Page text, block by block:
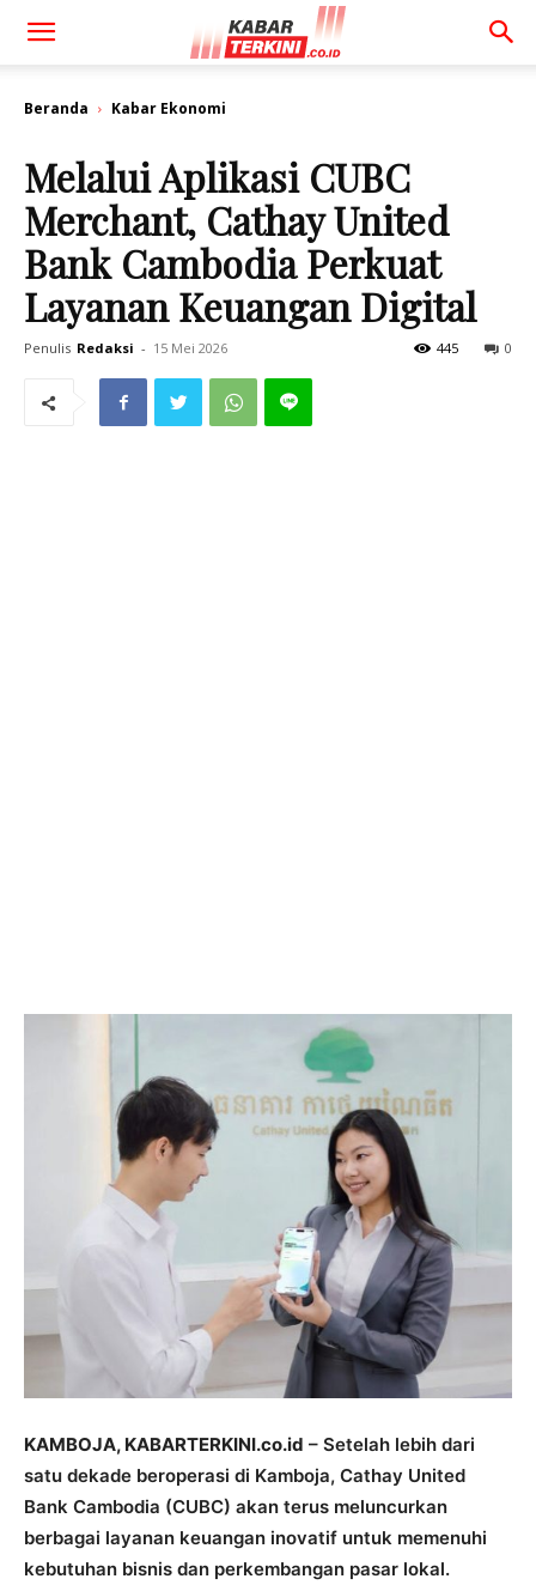
Beranda Kabar Ekonomi
Melalui Aplikasi CUBC
Merchant, Cathay United
Bank Cambodia Perkuat
Layanan Keuangan Digital
Penulis Redaksi - 15 Mei 2026 0
445
KAMBOJA, KABARTERKINI.co.id – Setelah lebih dari
satu dekade beroperasi di Kamboja, Cathay United
Bank Cambodia (CUBC) akan terus meluncurkan
berbagai layanan keuangan inovatif untuk memenuhi
kebutuhan bisnis dan perkembangan pasar lokal.